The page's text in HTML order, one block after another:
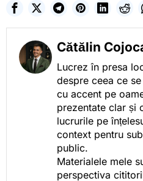
Cătălin
Lucrez în presa
despre ceea ce
cu accent pe
prezentate clar și
lucrurile pe
context pentru
public.
Materialele mele
perspectiva